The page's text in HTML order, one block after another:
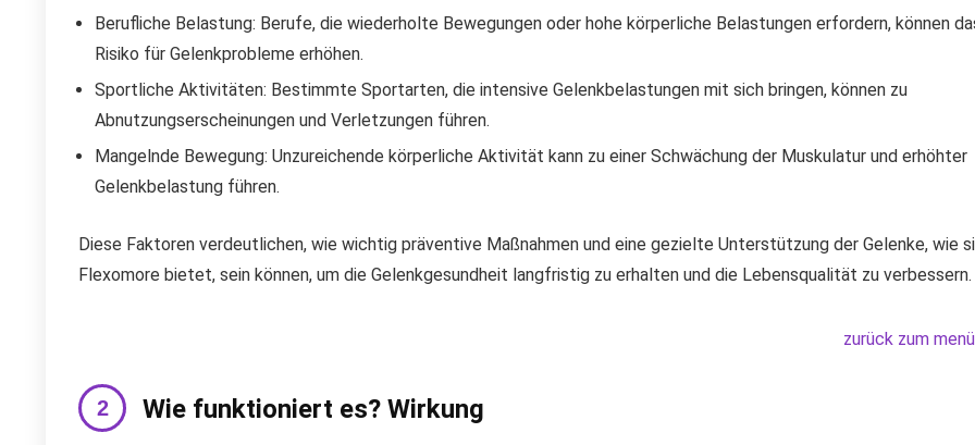
Berufliche Belastung: Berufe, die wiederholte Bewegungen oder hohe körperliche Belastungen erfordern, können
Risiko für Gelenkprobleme erhöhen.
Sportliche Aktivitäten: Bestimmte Sportarten, die intensive Gelenkbelastungen mit sich bringen, können zu
Abnutzungserscheinungen und Verletzungen führen.
Mangelnde Bewegung: Unzureichende körperliche Aktivität kann zu einer Schwächung der Muskulatur und erhöhter
Gelenkbelastung führen.
Diese Faktoren verdeutlichen, wie wichtig präventive Maßnahmen und eine gezielte Unterstützung der Gelenke, wie
Flexomore bietet, sein können, um die Gelenkgesundheit langfristig zu erhalten und die Lebensqualität zu verbessern.
zurück zum
Wie funktioniert es? Wirkung